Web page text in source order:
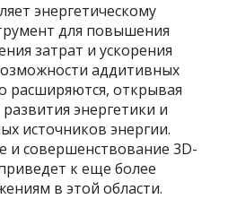
энергетическому
для повышения
затрат и ускорения
аддитивных
расширяются, открывая
энергетики и
источников энергии.
и совершенствование 3D-
к еще более
в этой области.